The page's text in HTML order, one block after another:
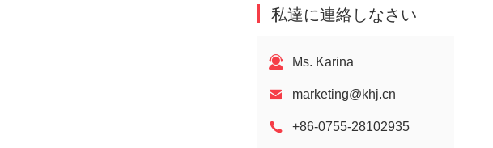
私達に連絡しなさい
Ms. Karina
marketing@khj.cn
+86-0755-28102935